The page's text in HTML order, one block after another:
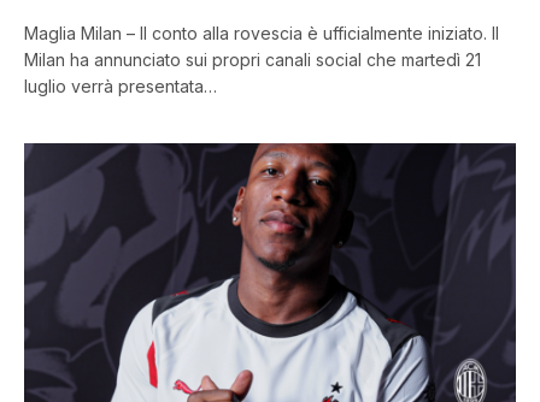
Maglia Milan – Il conto alla rovescia è ufficialmente iniziato. Il
Milan ha annunciato sui propri canali social che martedì 21
luglio verrà presentata…